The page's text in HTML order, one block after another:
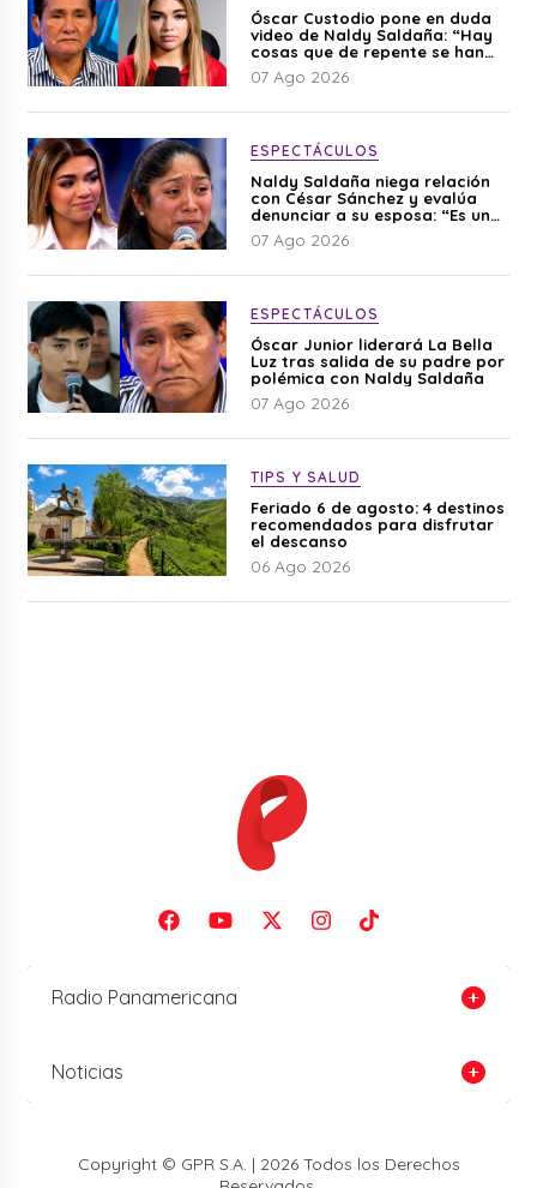
Óscar Custodio pone en duda
video de Naldy Saldaña: “Hay
cosas que de repente se han
editado”
07 Ago 2026
ESPECTÁCULOS
Naldy Saldaña niega relación
con César Sánchez y evalúa
denunciar a su esposa: “Es una
difamación”
07 Ago 2026
ESPECTÁCULOS
Óscar Junior liderará La Bella
Luz tras salida de su padre por
polémica con Naldy Saldaña
07 Ago 2026
TIPS Y SALUD
Feriado 6 de agosto: 4 destinos
recomendados para disfrutar
el descanso
06 Ago 2026
Radio Panamericana
Noticias
Copyright © GPR S.A. | 2026 Todos los Derechos